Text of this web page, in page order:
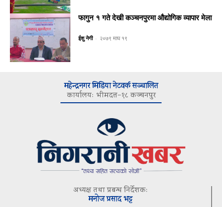
फागुन १ गते देखी कञ्चनपुरमा औद्योगिक व्यापार मेला
ईशु नेगी - २०७९ माघ १९
महेन्द्रनगर मिडिया नेटवर्क सञ्चालित
कार्यालयः भीमदत्त–१८ कञ्चनपुर
अध्यक्ष तथा प्रबन्ध निर्देशकः
मनोज प्रसाद भट्ट